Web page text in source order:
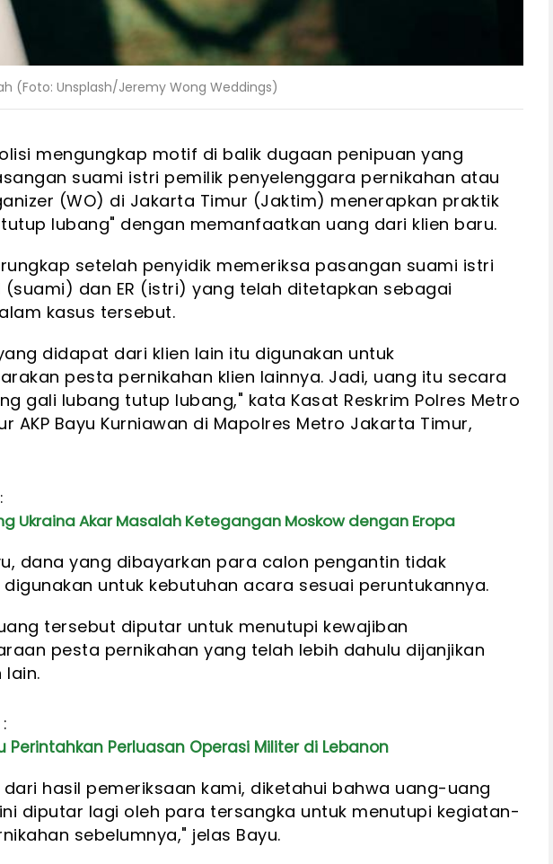
(Foto: Unsplash/Jeremy Wong Weddings)
mengungkap motif di balik dugaan penipuan yang
suami istri pemilik penyelenggara pernikahan atau
(WO) di Jakarta Timur (Jaktim) menerapkan praktik
lubang" dengan memanfaatkan uang dari klien baru.
setelah penyidik memeriksa pasangan suami istri
(suami) dan ER (istri) yang telah ditetapkan sebagai
kasus tersebut.
didapat dari klien lain itu digunakan untuk
pesta pernikahan klien lainnya. Jadi, uang itu secara
gali lubang tutup lubang," kata Kasat Reskrim Polres Metro
AKP Bayu Kurniawan di Mapolres Metro Jakarta Timur,
Ukraina Akar Masalah Ketegangan Moskow dengan Eropa
dana yang dibayarkan para calon pengantin tidak
digunakan untuk kebutuhan acara sesuai peruntukannya.
tersebut diputar untuk menutupi kewajiban
pesta pernikahan yang telah lebih dahulu dijanjikan
lain.
Perintahkan Perluasan Operasi Militer di Lebanon
dari hasil pemeriksaan kami, diketahui bahwa uang-uang
diputar lagi oleh para tersangka untuk menutupi kegiatan-
sebelumnya," jelas Bayu.